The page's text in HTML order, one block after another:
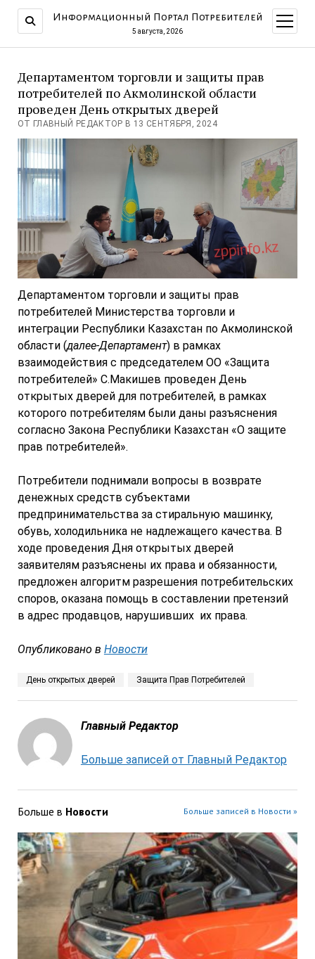
Информационный Портал Потребителей
5 августа, 2026
меню
Департаментом торговли и защиты прав
потребителей по Акмолинской области
проведен День открытых дверей
ОТ ГЛАВНЫЙ РЕДАКТОР В 13 СЕНТЯБРЯ, 2024
Департаментом торговли и защиты прав
потребителей Министерства торговли и
интеграции Республики Казахстан по Акмолинской
области (далее-Департамент) в рамках
взаимодействия с председателем ОО «Защита
потребителей» С.Макишев проведен День
открытых дверей для потребителей, в рамках
которого потребителям были даны разъяснения
согласно Закона Республики Казахстан «О защите
прав потребителей».
Потребители поднимали вопросы в возврате
денежных средств субъектами
предпринимательства за стиральную машинку,
обувь, холодильника не надлежащего качества. В
ходе проведения Дня открытых дверей
заявителям разъяснены их права и обязанности,
предложен алгоритм разрешения потребительских
споров, оказана помощь в составлении претензий
в адрес продавцов, нарушивших их права.
Опубликовано в Новости
День открытых дверей Защита Прав Потребителей
Главный Редактор
Больше записей от Главный Редактор
Больше в Новости Больше записей в Новости »